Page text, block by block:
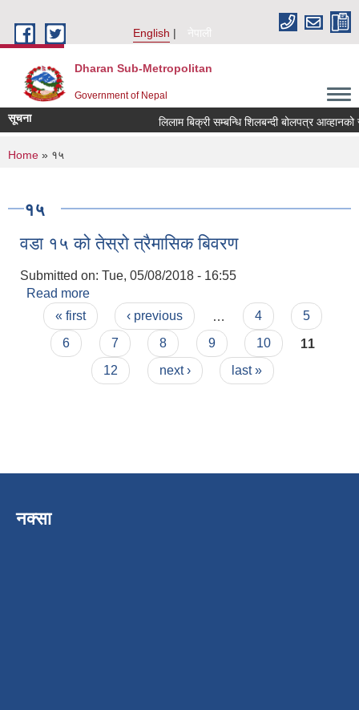
English
नेपाली
Dharan Sub-Metropolitan
Government of Nepal
सूचना लिलाम बिक्री सम्बन्धि शिलबन्दी
You are here
Home » १५
१५
वडा १५ को तेस्रो त्रैमासिक बिवरण
Submitted on: Tue, 05/08/2018 - 16:55
Read more
Pages
« first ‹ previous 4
5
6
7 8 9 10
11
12
next › last »
नक्सा